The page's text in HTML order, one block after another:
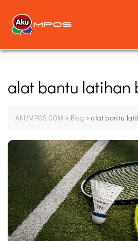
alat bantu latihan
AKUMPOS.COM > Blog >alat bantu